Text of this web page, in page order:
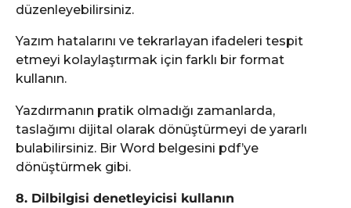
düzenleyebilirsiniz.
Yazım hatalarını ve tekrarlayan ifadeleri tespit
etmeyi kolaylaştırmak için farklı bir format
kullanın.
Yazdırmanın pratik olmadığı zamanlarda,
taslağımı dijital olarak dönüştürmeyi de yararlı
bulabilirsiniz. Bir Word belgesini pdf’ye
dönüştürmek gibi.
8. Dilbilgisi denetleyicisi kullanın